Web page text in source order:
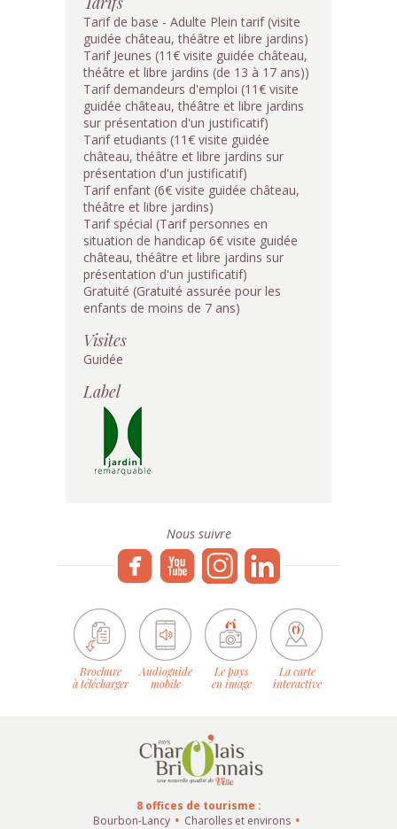
Tarif de base - Adulte Plein tarif (visite
guidée château, théâtre et libre jardins)
Tarif Jeunes (11€ visite guidée château,
théâtre et libre jardins (de 13 à 17 ans))
Tarif demandeurs d'emploi (11€ visite
guidée château, théâtre et libre jardins
sur présentation d'un justificatif)
Tarif etudiants (11€ visite guidée
château, théâtre et libre jardins sur
présentation d'un justificatif)
Tarif enfant (6€ visite guidée château,
théâtre et libre jardins)
Tarif spécial (Tarif personnes en
situation de handicap 6€ visite guidée
château, théâtre et libre jardins sur
présentation d'un justificatif)
Gratuité (Gratuité assurée pour les
enfants de moins de 7 ans)
Visites
Guidée
Label
Nous suivre
Brochure
à télécharger
Audioguide
mobile
Le pays
en image
La carte
interactive
8 offices de tourisme :
Bourbon-Lancy
Charolles et environs